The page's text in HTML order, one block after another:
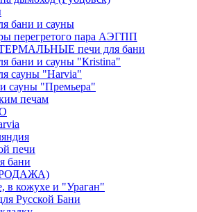
бани и сауны
перегретого пара АЭГПП
печи для бани
бани и сауны "Кristina"
сауны "Harvia"
сауны "Премьера"
печам
печи
бани
в кожухе и "Ураган"
Русской Бани